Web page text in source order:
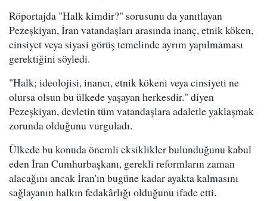
Röportajda "Halk kimdir?" sorusunu da yanıtlayan
Pezeşkiyan, İran vatandaşları arasında inanç, etnik köken,
cinsiyet veya siyasi görüş temelinde ayrım yapılmaması
gerektiğini söyledi.
"Halk; ideolojisi, inancı, etnik kökeni veya cinsiyeti ne
olursa olsun bu ülkede yaşayan herkesdir." diyen
Pezeşkiyan, devletin tüm vatandaşlara adaletle yaklaşmak
zorunda olduğunu vurguladı.
Ülkede bu konuda önemli eksiklikler bulunduğunu kabul
eden İran Cumhurbaşkanı, gerekli reformların zaman
alacağını ancak İran'ın bugüne kadar ayakta kalmasını
sağlayanın halkın fedakârlığı olduğunu ifade etti.